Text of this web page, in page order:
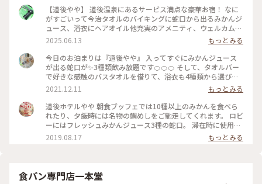
【道後やや】 道後温泉にあるサービス満点な豪華お宿！ なに
がすごいって今治タオルのバイキングに蛇口から出るみかんジ
ュース、浴衣にヘアオイル他充実のアメニティ、ウェルカムド
リンクと夜限定のお茶漬けバイキングが全て追加料金なし✨ お
部屋があるフロアはエレベーターを降りてすぐに履き物を置い
て裸足orスリッパで管内を歩けるのもとても魅力！外に出る時
は草履利用可！ 寝室とリビングに分かれており、バスルーム
も綺麗でアメニティ付。 本館他有名な湯は割引があるのでホ
テルのフロントで入浴券を購入して、好きな今治タオルの浴衣
を選んで温泉街へ行けちゃいます♨️ さらにすごいのが朝食バ
イキング！みかんの食べ比べにみかんスムージー、ヨーグルト
にゼリーにようかんまでみかん尽くし🍊✨ サラダビュッフェも
充実で朝からすごく健康🥒🍅 ご飯ものは和洋中あり、和食中
心。刺身はないですがお魚の油淋鶏風やお浸しなど箸が進みす
ぎた🤤 ツイン・朝ごはんあり、早割利用で2万/人くらい。立
#ラウンジ充実 #朝食ビュッフェ #人気宿 #アメニティ充実
2025.06.13
もっとみる
今日のお泊まりは『道後やや』 入ってすぐにみかんジュース
が出る蛇口が✨3種類飲み放題です🍊🍊🍊 そして、タオルバー
で好きな感触のバスタオルを借りて、浴衣も4種類から選び、
道後温泉に入りに行きます♨️ お部屋で気に入ったのは、トイ
レのペンダントライト💡素敵だ～✨ #私のことりっぷ #愛媛 #
松山 #道後温泉#道後やや#みかんジュースが出る蛇口#今治タ
オル
2021.12.11
もっとみる
道後ホテルやや 朝食ブッフェでは10種以上のみかんを食べら
れたり、夕飯時には名物の鯛めしをご馳走してくれます。 ロビ
ーにはフレッシュみかんジュース3種の蛇口。 滞在時に使用す
る今治タオルが選び放題。 部屋もゆったり、スタッフの皆様
のホスピタリティも素晴らしい。 リピート確定です！！！ #旅
2019.08.17 もっとみる
食パン専門店一本堂